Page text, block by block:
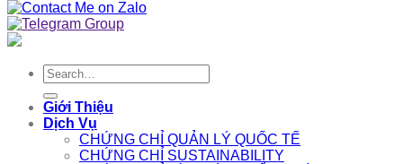
Search
for:
Giới Thiệu
Dịch Vụ
CHỨNG CHỈ QUẢN LÝ QUỐC TẾ
CHỨNG CHỈ SUSTAINABILITY